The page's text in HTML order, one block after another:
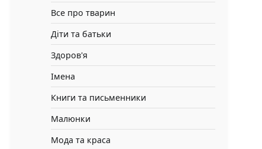
Все про тварин
Діти та батьки
Здоров'я
Імена
Книги та письменники
Малюнки
Мода та краса